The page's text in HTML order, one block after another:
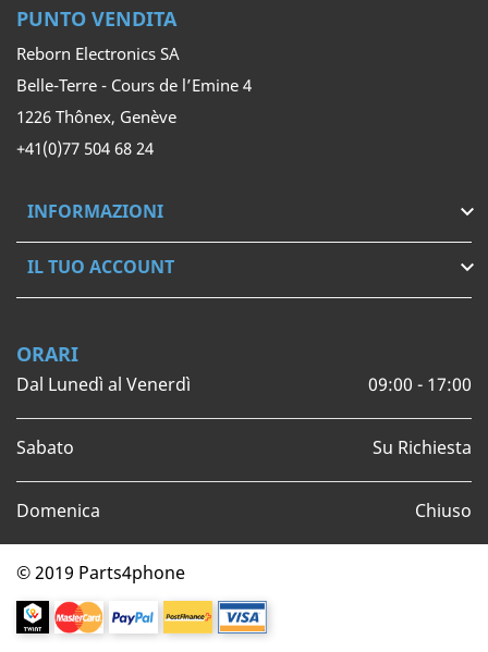
PUNTO VENDITA
Reborn Electronics SA
Belle-Terre - Cours de l’Emine 4
1226 Thônex, Genève
+41(0)77 504 68 24
INFORMAZIONI 
IL TUO ACCOUNT 
ORARI
Dal Lunedì al Venerdì 09:00 - 17:00
Sabato Su Richiesta
Domenica Chiuso
© 2019 Parts4phone